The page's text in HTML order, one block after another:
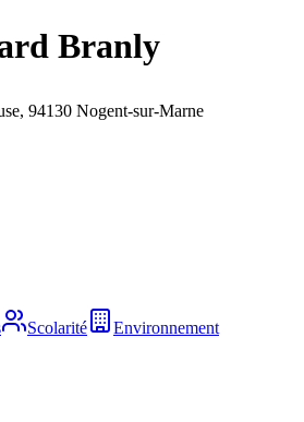
Branly
, 94130 Nogent-sur-Marne
Scolarité Environnement